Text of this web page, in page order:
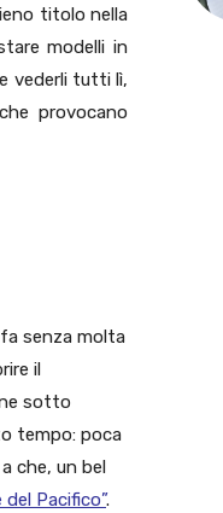
titolo nella
modelli in
vederli tutti lì,
provocano
senza molta
il
sotto
tempo: poca
che, un bel
Pacifico”.